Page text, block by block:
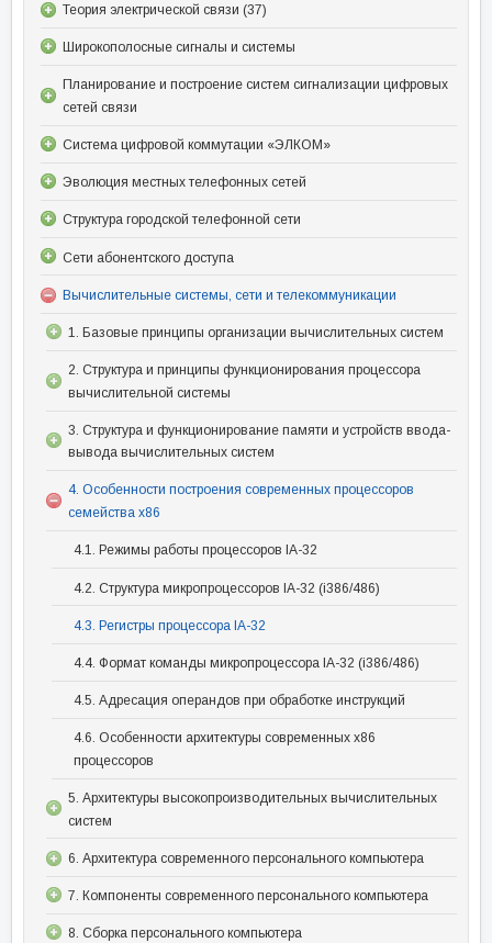
Теория электрической связи (37)
Широкополосные сигналы и системы
Планирование и построение систем сигнализации цифровых
сетей связи
Система цифровой коммутации «ЭЛКОМ»
Эволюция местных телефонных сетей
Структура городской телефонной сети
Сети абонентского доступа
Вычислительные системы, сети и телекоммуникации
1. Базовые принципы организации вычислительных систем
2. Структура и принципы функционирования процессора
вычислительной системы
3. Структура и функционирование памяти и устройств ввода-
вывода вычислительных систем
4. Особенности построения современных процессоров
семейства x86
4.1. Режимы работы процессоров IA-32
4.2. Структура микропроцессоров IA-32 (i386/486)
4.3. Регистры процессора IA-32
4.4. Формат команды микропроцессора IA-32 (i386/486)
4.5. Адресация операндов при обработке инструкций
4.6. Особенности архитектуры современных x86
процессоров
5. Архитектуры высокопроизводительных вычислительных
систем
6. Архитектура современного персонального компьютера
7. Компоненты современного персонального компьютера
8. Сборка персонального компьютера